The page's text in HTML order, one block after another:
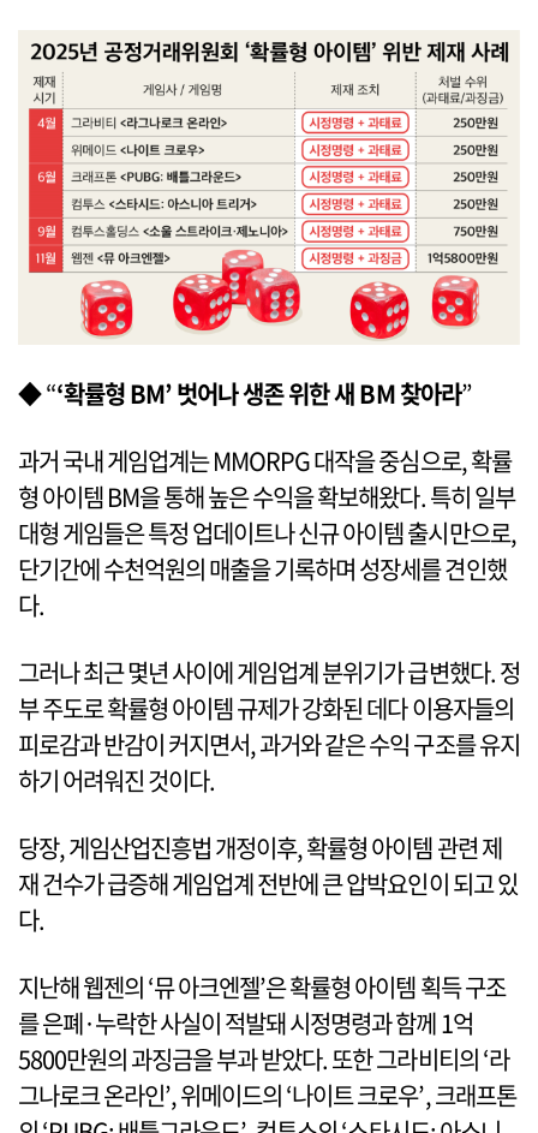
◆“‘확률형 BM’ 벗어나 생존 위한 새 BM 찾아라”
과거 국내 게임업계는 MMORPG 대작을 중심으로, 확률
형 아이템 BM을 통해 높은 수익을 확보해왔다. 특히 일부
대형 게임들은 특정 업데이트나 신규 아이템 출시만으로,
단기간에 수천억원의 매출을 기록하며 성장세를 견인했
다.
그러나 최근 몇년 사이에 게임업계 분위기가 급변했다. 정
부 주도로 확률형 아이템 규제가 강화된 데다 이용자들의
피로감과 반감이 커지면서, 과거와 같은 수익 구조를 유지
하기 어려워진 것이다.
당장, 게임산업진흥법 개정이후, 확률형 아이템 관련 제
재 건수가 급증해 게임업계 전반에 큰 압박요인이 되고 있
다.
지난해 웹젠의 ‘뮤 아크엔젤’은 확률형 아이템 획득 구조
를 은폐·누락한 사실이 적발돼 시정명령과 함께 1억
5800만원의 과징금을 부과 받았다. 또한 그라비티의 ‘라
그나로크 온라인’, 위메이드의 ‘나이트 크로우’, 크래프톤